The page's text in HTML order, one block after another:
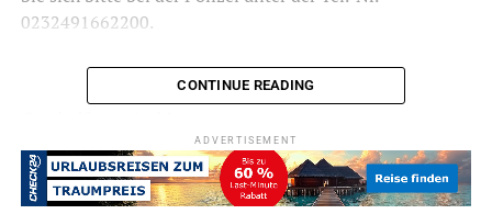
0232491662200.
ADVERTISEMENT
CONTINUE READING
ADVERTISEMENT